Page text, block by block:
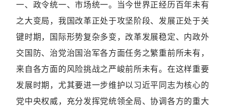
一、政令统一、市场统一。当今世界正经历百年未有
之大变局，我国改革正处于攻坚阶段、发展正处于关
键时期，国际形势复杂多变，改革发展稳定、内政外
交国防、治党治国治军各方面任务之繁重前所未有，
来自各方面的风险挑战之严峻前所未有。在这样重要
发展时期，尤其要进一步维护以习近平同志为核心的
党中央权威，充分发挥党统领全局、协调各方的重大